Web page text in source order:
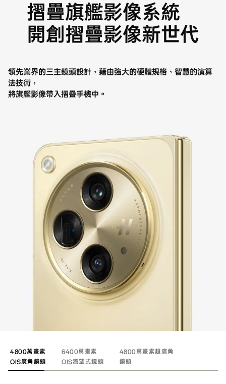
摺疊旗艦影像系統
開創摺疊影像新世代
領先業界的三主鏡頭設計，藉由強大的硬體規格、智慧的演算
法技術，
將旗艦影像帶入摺疊手機中。
4800萬畫素
OIS廣角鏡頭
6400萬畫素
OIS潛望式鏡頭
4800萬畫素超廣角
鏡頭